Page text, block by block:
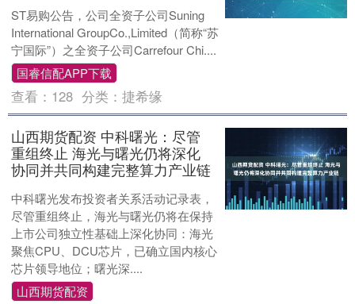
ST易购公告，公司全资子公司Suning
International GroupCo.,Limited（简称“苏
宁国际”）之全资子公司Carrefour Chi....
国睿信配APP下载
查看： 128 分类：捷希缘
山西期货配资 中科曙光：尽管
重组终止 海光与曙光仍将深化
协同并共同构建完整算力产业链
中科曙光发布投资者关系活动记录表，
尽管重组终止，海光与曙光仍将在保持
上市公司独立性基础上深化协同：海光
聚焦CPU、DCU芯片，已确立国内核心
芯片领导地位；曙光深....
山西期货配资